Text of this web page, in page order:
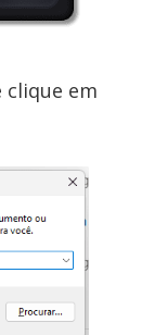
clique em